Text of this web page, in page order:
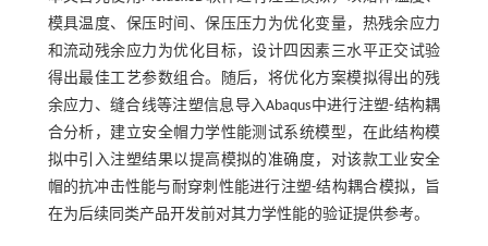
模具温度、保压时间、保压压力为优化变量，热残余应力
和流动残余应力为优化目标，设计四因素三水平正交试验
得出最佳工艺参数组合。随后，将优化方案模拟得出的残
余应力、缝合线等注塑信息导入Abaqus中进行注塑-结构耦
合分析，建立安全帽力学性能测试系统模型，在此结构模
拟中引入注塑结果以提高模拟的准确度，对该款工业安全
帽的抗冲击性能与耐穿刺性能进行注塑-结构耦合模拟，旨
在为后续同类产品开发前对其力学性能的验证提供参考。